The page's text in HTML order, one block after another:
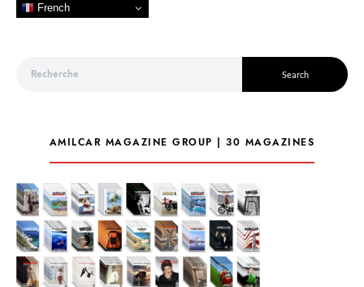
French
Search
AMILCAR MAGAZINE GROUP | 30 MAGAZINES